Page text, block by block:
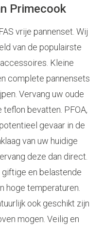
Primecook
vrije pannenset. Wij
van de populairste
Kleine
complete pannensets
Vervang uw oude
bevatten. PFOA,
gevaar in de
van uw huidige
deze dan direct.
giftige en belastende
hoge temperaturen.
ook geschikt zijn
mogen. Veilig en